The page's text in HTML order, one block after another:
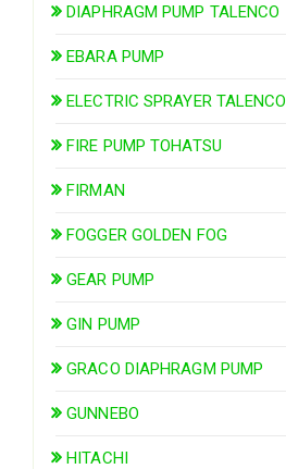
DIAPHRAGM PUMP TALENCO
EBARA PUMP
ELECTRIC SPRAYER TALENCO
FIRE PUMP TOHATSU
FIRMAN
FOGGER GOLDEN FOG
GEAR PUMP
GIN PUMP
GRACO DIAPHRAGM PUMP
GUNNEBO
HITACHI